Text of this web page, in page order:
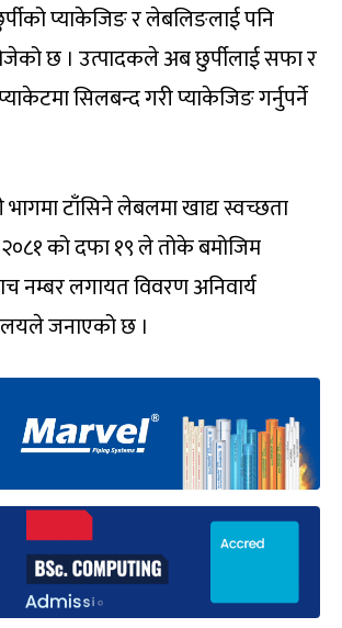
प्याकेजिङ र लेबलिङलाई पनि
छ । उत्पादकले अब छुर्पीलाई सफा र
सिलबन्द गरी प्याकेजिङ गर्नुपर्ने
भागमा टाँसिने लेबलमा खाद्य स्वच्छता
को दफा १९ ले तोके बमोजिम
नम्बर लगायत विवरण अनिवार्य
जनाएको छ ।